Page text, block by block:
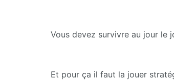
Vous devez survivre au jour le
Et pour ça il faut la jouer